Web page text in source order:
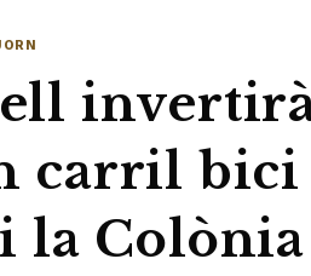
carril bici
la